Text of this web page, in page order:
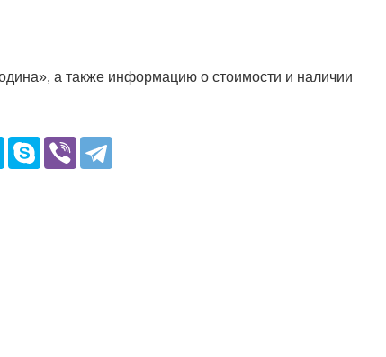
а также информацию о стоимости и наличии